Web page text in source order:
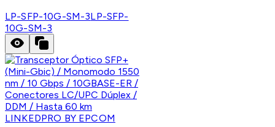
LP-SFP-10G-SM-3LP-SFP-
10G-SM-3
LINKEDPRO BY EPCOM